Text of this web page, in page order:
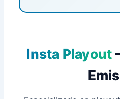
Insta Playout